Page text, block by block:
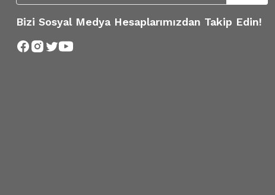
Bizi Sosyal Medya Hesaplarımızdan Takip Edin!